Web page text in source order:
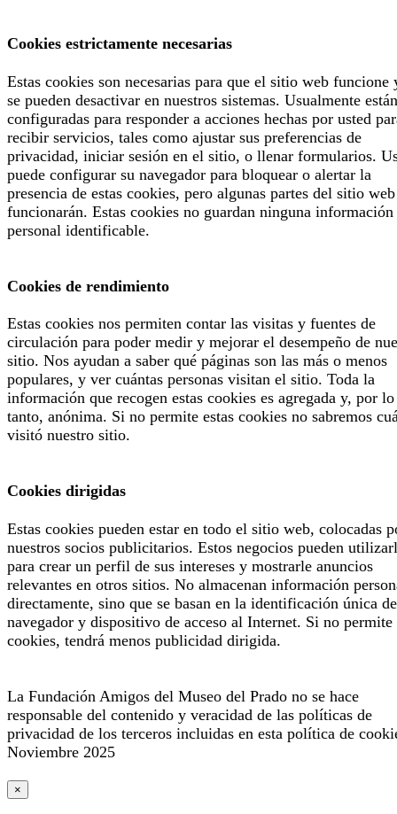
Cookies estrictamente necesarias
Estas cookies son necesarias para que el sitio web funcione
se pueden desactivar en nuestros sistemas. Usualmente están
configuradas para responder a acciones hechas por usted
recibir servicios, tales como ajustar sus preferencias de
privacidad, iniciar sesión en el sitio, o llenar formularios.
puede configurar su navegador para bloquear o alertar la
presencia de estas cookies, pero algunas partes del sitio
funcionarán. Estas cookies no guardan ninguna información
personal identificable.
Cookies de rendimiento
Estas cookies nos permiten contar las visitas y fuentes de
circulación para poder medir y mejorar el desempeño de
sitio. Nos ayudan a saber qué páginas son las más o menos
populares, y ver cuántas personas visitan el sitio. Toda la
información que recogen estas cookies es agregada y, por lo
tanto, anónima. Si no permite estas cookies no sabremos
visitó nuestro sitio.
Cookies dirigidas
Estas cookies pueden estar en todo el sitio web, colocadas
nuestros socios publicitarios. Estos negocios pueden
para crear un perfil de sus intereses y mostrarle anuncios
relevantes en otros sitios. No almacenan información
directamente, sino que se basan en la identificación única
navegador y dispositivo de acceso al Internet. Si no permite
cookies, tendrá menos publicidad dirigida.
La Fundación Amigos del Museo del Prado no se hace
responsable del contenido y veracidad de las políticas de
privacidad de los terceros incluidas en esta política de
Noviembre 2025
×